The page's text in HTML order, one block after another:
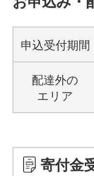
申込受付期間
配達外の
エリア
寄付金